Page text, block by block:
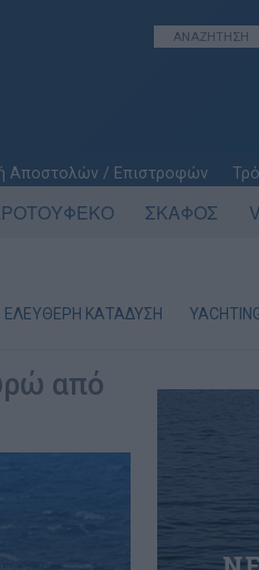
Αποστολών / Επιστροφών
ΣΚΑΦΟΣ
ΕΛΕΥΘΕΡΗ ΚΑΤΑΔΥΣΗ
από